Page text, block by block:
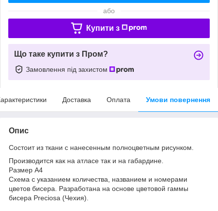
або
Купити з
Що таке купити з Пром?
Замовлення під захистом
Доставка Оплата Умови повернення
Опис
Состоит из ткани с нанесенным полноцветным рисунком.
Производится как на атласе так и на габардине.
Размер А4
Схема с указанием количества, названием и номерами
цветов бисера. Разработана на основе цветовой гаммы
бисера Preciosa (Чехия).